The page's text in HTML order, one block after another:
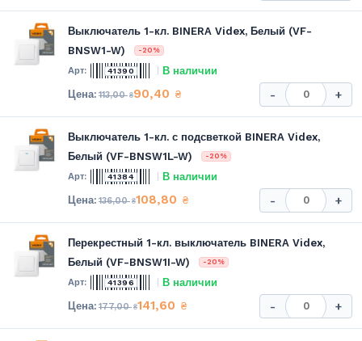
Выключатель 1-кл. BINERA Videx, Белый (VF-
BNSW1-W)
-20%
41390 В наличии
113,00₴90,40 ₴ - +
Выключатель 1-кл. с подсветкой BINERA Videx,
Белый (VF-BNSW1L-W)
-20%
41384 В наличии
136,00₴108,80 ₴ - +
Перекрестный 1-кл. выключатель BINERA Videx,
Белый (VF-BNSW1I-W)
-20%
41396 В наличии
177,00₴141,60 ₴ - +